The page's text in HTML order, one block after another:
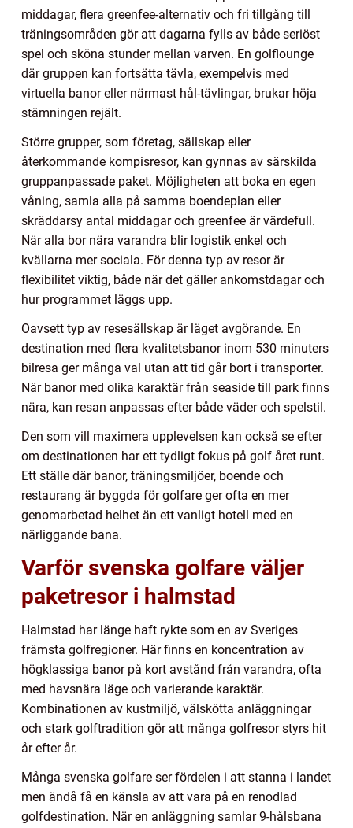
middagar, flera greenfee-alternativ och fri tillgång till
träningsområden gör att dagarna fylls av både seriöst
spel och sköna stunder mellan varven. En golflounge
där gruppen kan fortsätta tävla, exempelvis med
virtuella banor eller närmast hål-tävlingar, brukar höja
stämningen rejält.
Större grupper, som företag, sällskap eller
återkommande kompisresor, kan gynnas av särskilda
gruppanpassade paket. Möjligheten att boka en egen
våning, samla alla på samma boendeplan eller
skräddarsy antal middagar och greenfee är värdefull.
När alla bor nära varandra blir logistik enkel och
kvällarna mer sociala. För denna typ av resor är
flexibilitet viktig, både när det gäller ankomstdagar och
hur programmet läggs upp.
Oavsett typ av resesällskap är läget avgörande. En
destination med flera kvalitetsbanor inom 530 minuters
bilresa ger många val utan att tid går bort i transporter.
När banor med olika karaktär från seaside till park finns
nära, kan resan anpassas efter både väder och spelstil.
Den som vill maximera upplevelsen kan också se efter
om destinationen har ett tydligt fokus på golf året runt.
Ett ställe där banor, träningsmiljöer, boende och
restaurang är byggda för golfare ger ofta en mer
genomarbetad helhet än ett vanligt hotell med en
närliggande bana.
Varför svenska golfare väljer
paketresor i halmstad
Halmstad har länge haft rykte som en av Sveriges
främsta golfregioner. Här finns en koncentration av
högklassiga banor på kort avstånd från varandra, ofta
med havsnära läge och varierande karaktär.
Kombinationen av kustmiljö, välskötta anläggningar
och stark golftradition gör att många golfresor styrs hit
år efter år.
Många svenska golfare ser fördelen i att stanna i landet
men ändå få en känsla av att vara på en renodlad
golfdestination. När en anläggning samlar 9-hålsbana